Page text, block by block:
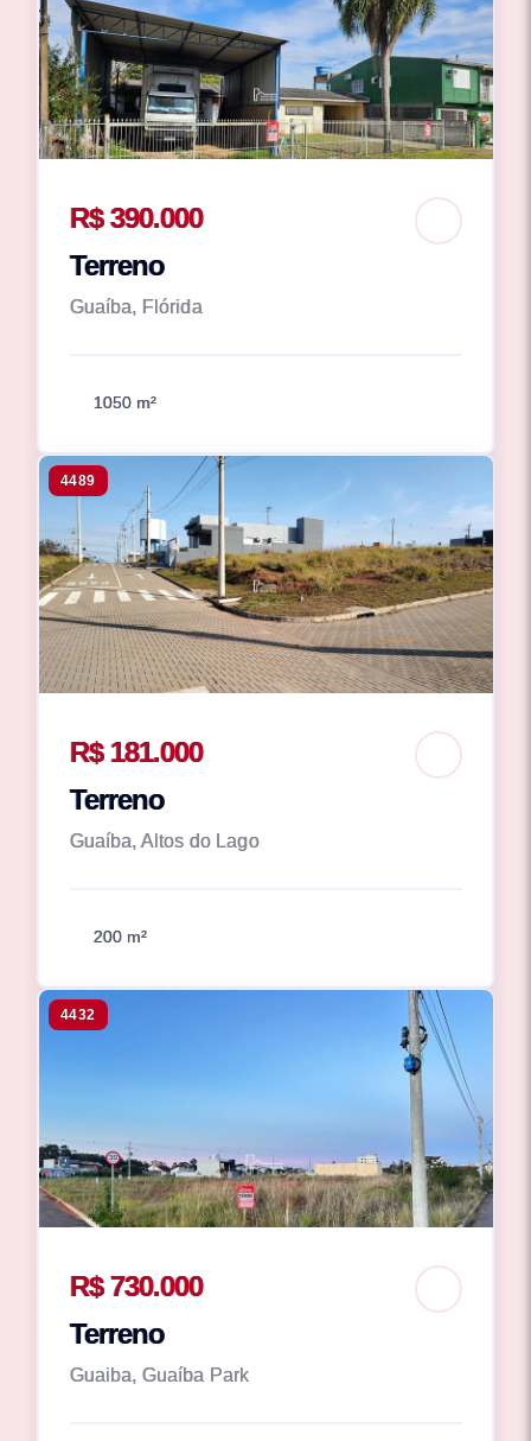
R$ 390.000
Terreno
Guaíba, Flórida
1050 m²
4489
R$ 181.000
Terreno
Guaíba, Altos do Lago
200 m²
4432
R$ 730.000
Terreno
Guaiba, Guaíba Park